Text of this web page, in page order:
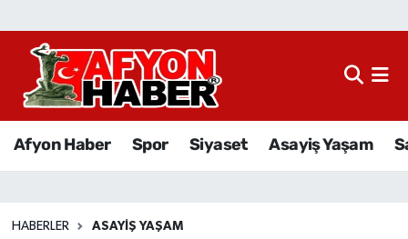
Afyon Haber Spor Siyaset Asayiş Yaşam
HABERLER ASAYIŞ YAŞAM
Afyon Haber